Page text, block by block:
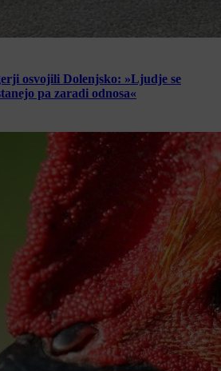
osvojili Dolenjsko: »Ljudje se
pa zaradi odnosa«